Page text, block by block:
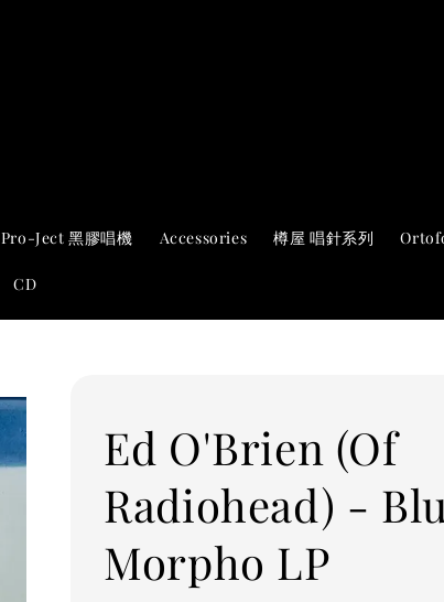
Pro-Ject 黑膠唱機 Accessories 樽屋 唱針系列
CD
Ed O'Brien (Of
Radiohead) -
Morpho LP